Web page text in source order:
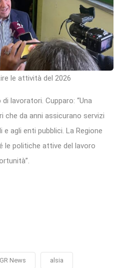
le attività del 2026
lavoratori. Cupparo: “Una
da anni assicurano servizi
agli enti pubblici. La Regione
le politiche attive del lavoro
News alsia